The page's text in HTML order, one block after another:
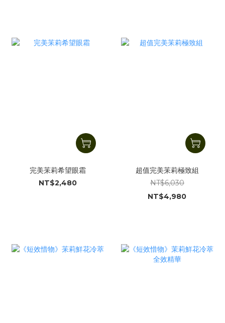
完美苿莉希望眼霜
NT$2,480
超值完美苿莉極致組
NT$6,030
NT$4,980